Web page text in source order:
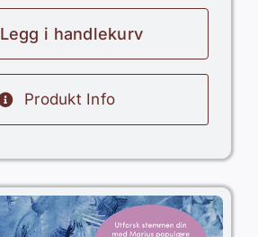
Legg i handlekurv
Produkt Info